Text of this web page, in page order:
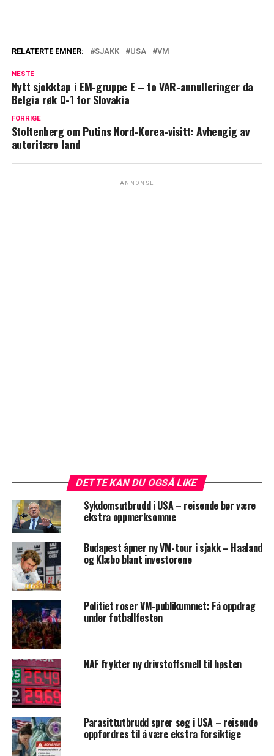
RELATERTE EMNER: SJAKK USA VM
NESTE
Nytt sjokktap i EM-gruppe E – to VAR-annulleringer da
Belgia røk 0-1 for Slovakia
FORRIGE
Stoltenberg om Putins Nord-Korea-visitt: Avhengig av
autoritære land
ANNONSE
DETTE KAN DU OGSÅ LIKE
Sykdomsutbrudd i USA – reisende bør være
ekstra oppmerksomme
Budapest åpner ny VM-tour i sjakk – Haaland
og Klæbo blant investorene
Politiet roser VM-publikummet: Få oppdrag
under fotballfesten
NAF frykter ny drivstoffsmell til høsten
Parasittutbrudd sprer seg i USA – reisende
oppfordres til å være ekstra forsiktige